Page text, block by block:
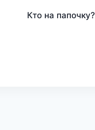
Кто на папочку?